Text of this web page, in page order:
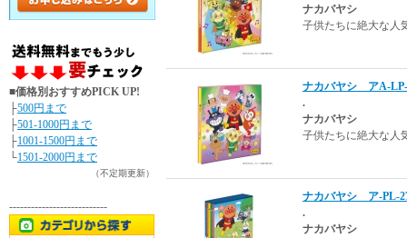
ナカバヤシ
子供たちに絶大な人
ナカバヤシ アA-LP-
.
ナカバヤシ
子供たちに絶大な人
ナカバヤシ ア-PL-
.
ナカバヤシ
■価格別おすすめPICK UP!
├500円まで
├501-1000円まで
├1001-1500円まで
└1501-2000円まで
（不定期更新）
---------------------------